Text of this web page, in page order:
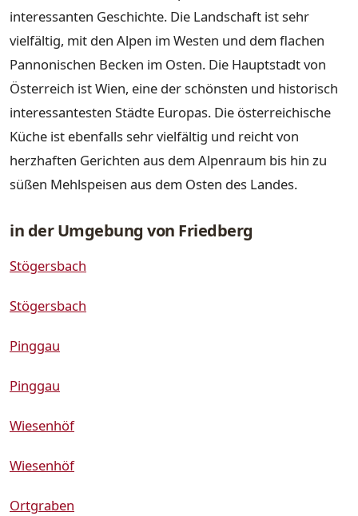
interessanten Geschichte. Die Landschaft ist sehr
vielfältig, mit den Alpen im Westen und dem flachen
Pannonischen Becken im Osten. Die Hauptstadt von
Österreich ist Wien, eine der schönsten und historisch
interessantesten Städte Europas. Die österreichische
Küche ist ebenfalls sehr vielfältig und reicht von
herzhaften Gerichten aus dem Alpenraum bis hin zu
süßen Mehlspeisen aus dem Osten des Landes.
in der Umgebung von Friedberg
Stögersbach
Stögersbach
Pinggau
Pinggau
Wiesenhöf
Wiesenhöf
Ortgraben